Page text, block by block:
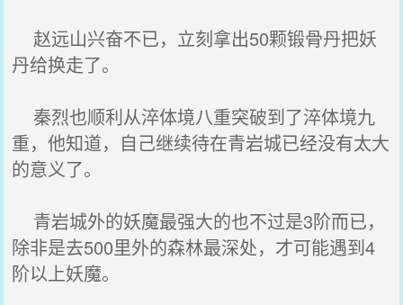
赵远山兴奋不已，立刻拿出50颗锻骨丹把妖
丹给换走了。
秦烈也顺利从淬体境八重突破到了淬体境九
重，他知道，自己继续待在青岩城已经没有太大
的意义了。
青岩城外的妖魔最强大的也不过是3阶而已，
除非是去500里外的森林最深处，才可能遇到4
阶以上妖魔。